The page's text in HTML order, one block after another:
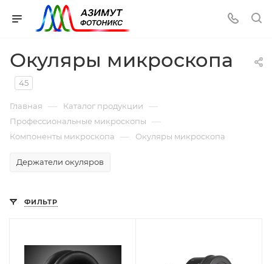
Окуляры микроскопа
45
Главная — Каталог продукции —
Профессиональные микроскопы —
Компоненты микроскопа — Окуляры микроскопа
Держатели окуляров
ФИЛЬТР